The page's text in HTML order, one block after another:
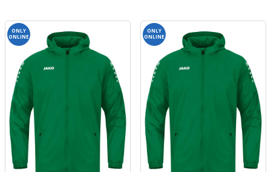
ONLY
ONLINE
ONLY
ONLINE